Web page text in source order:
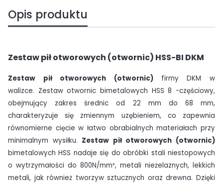
Opis produktu
Zestaw pił otworowych (otwornic) HSS-BI DKM
Zestaw pił otworowych (otwornic) firmy DKM w
walizce. Zestaw otwornic bimetalowych HSS 8 -częściowy,
obejmujący zakres średnic od 22 mm do 68 mm,
charakteryzuje się zmiennym uzębieniem, co zapewnia
równomierne cięcie w łatwo obrabialnych materiałach przy
minimalnym wysiłku. Zestaw pił otworowych (otwornic)
bimetalowych HSS nadaje się do obróbki stali niestopowych
o wytrzymałości do 800N/mm², metali nieżelaznych, lekkich
metali, jak również tworzyw sztucznych oraz drewna. Dzięki